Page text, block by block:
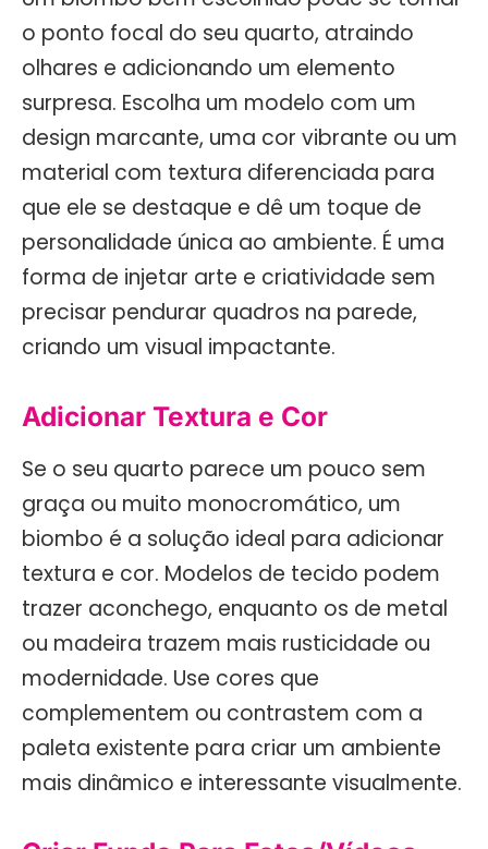
o ponto focal do seu quarto, atraindo
olhares e adicionando um elemento
surpresa. Escolha um modelo com um
design marcante, uma cor vibrante ou um
material com textura diferenciada para
que ele se destaque e dê um toque de
personalidade única ao ambiente. É uma
forma de injetar arte e criatividade sem
precisar pendurar quadros na parede,
criando um visual impactante.
Adicionar Textura e Cor
Se o seu quarto parece um pouco sem
graça ou muito monocromático, um
biombo é a solução ideal para adicionar
textura e cor. Modelos de tecido podem
trazer aconchego, enquanto os de metal
ou madeira trazem mais rusticidade ou
modernidade. Use cores que
complementem ou contrastem com a
paleta existente para criar um ambiente
mais dinâmico e interessante visualmente.